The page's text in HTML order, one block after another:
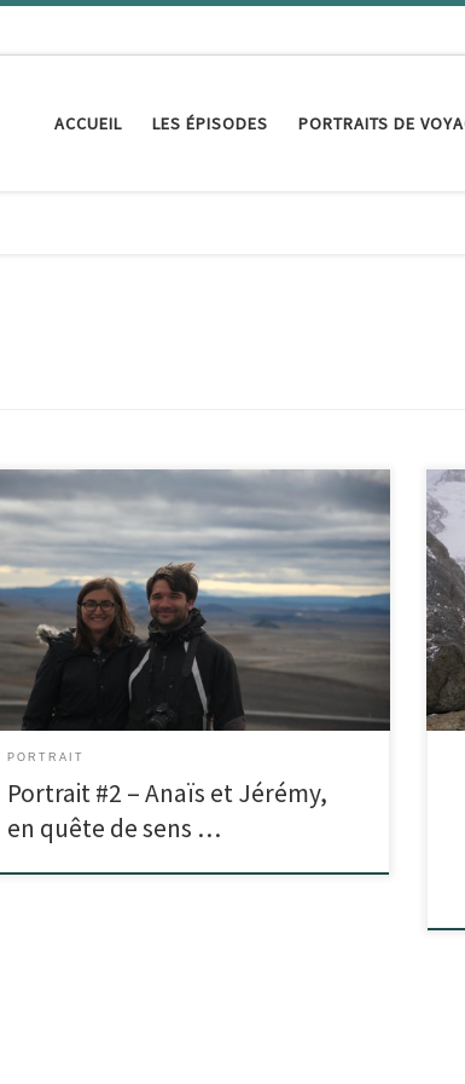
ACCUEIL LES ÉPISODES PORTRAITS DE
PORTRAIT
Portrait #2 – Anaïs et Jérémy,
en quête de sens …